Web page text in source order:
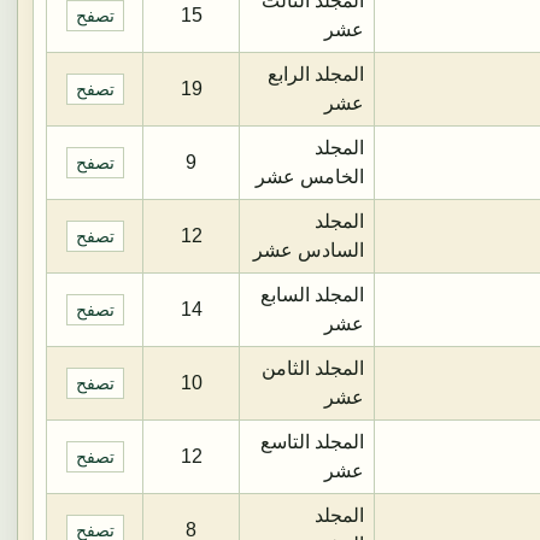
عشر
15 تصفح
المجلد الرابع
عشر
19 تصفح
المجلد
الخامس عشر
9 تصفح
المجلد
السادس عشر
12 تصفح
المجلد السابع
عشر
14 تصفح
المجلد الثامن
عشر
10 تصفح
المجلد التاسع
عشر
12 تصفح
المجلد
8 تصفح